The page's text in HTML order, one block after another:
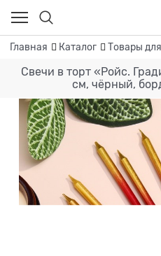
Главная Каталог Товары
Свечи в торт «Ройс.
см, чёрный,